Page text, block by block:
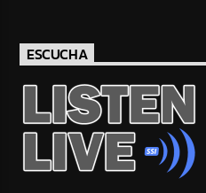
ESCUCHA